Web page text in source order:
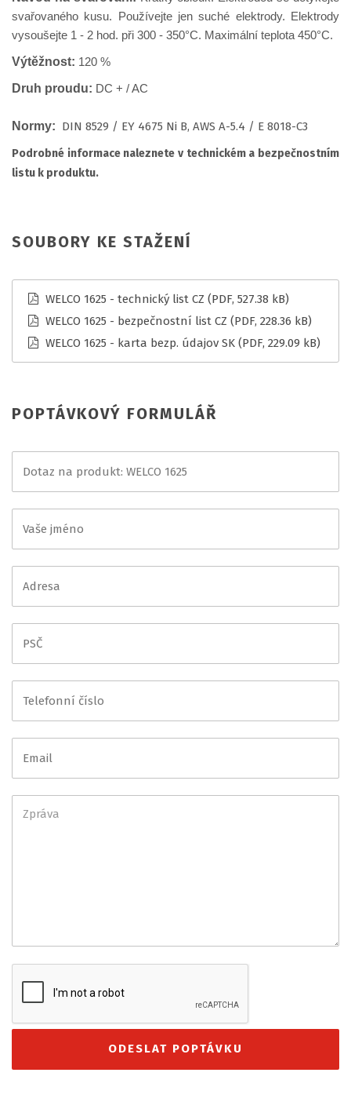
svařovaného kusu. Používejte jen suché elektrody. Elektrody
vysoušejte 1 - 2 hod. při 300 - 350°C. Maximální teplota 450°C.
Výtěžnost: 120 %
Druh proudu: DC + / AC
Normy: DIN 8529 / EY 4675 Ni B, AWS A-5.4 / E 8018-C3
Podrobné informace naleznete v technickém a bezpečnostním
listu k produktu.
SOUBORY KE STAŽENÍ
WELCO 1625 - technický list CZ (PDF, 527.38 kB)
WELCO 1625 - bezpečnostní list CZ (PDF, 228.36 kB)
WELCO 1625 - karta bezp. údajov SK (PDF, 229.09 kB)
POPTÁVKOVÝ FORMULÁŘ